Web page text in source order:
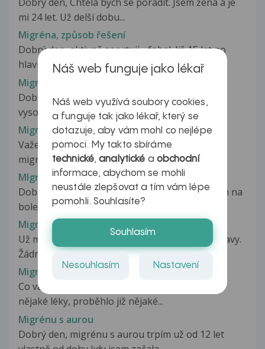
mi 24 let. Už delší dobu...
Migréna, způsob řešení
Dobrý den, aktivně sportuji - fobal. Již 15 let po
hlavičkování mám výpadek...
Migrena,vysoký tlak
Dobrý den, byla jsem hospitalizována kvůli
vysokému krevnímu tlaku při migréně:...
Migrena....jsem na dne...
Važení, nevím si rady.... Trpím těžkými
migrenozními záchvaty už od svých cca...
MIgrenózní bolesti hlavy
Dobrý den, během posledních asi šesti let trpím na
bolesti hlavy. První dva...
Migrenózní bolesti hlavy
Už mnoho let mě trápí silné a dlouhé bolesti hlavy.
Žádné volně prodejné prášky...
Migrenózní cefalea
Co vás trápí, jak dlouho problém trvá, berete
nějaké léky, proběhlo již nějaké...
Migrénu s aurou
Dobrý den, migrénu s aurou trpím už od 12 let
Náš web funguje jako lékař
Náš web využívá soubory cookies,
a funguje tak jako lékař, který se
dotazuje, aby vám mohl co nejlépe
pomoci. My takto sbíráme
technické,analytické a obchodní
informace, abychom se mohli
neustále zlepšovat a tím vám lépe
pomohli. Souhlasíte?
Souhlasím
Nesouhlasím Nastavení